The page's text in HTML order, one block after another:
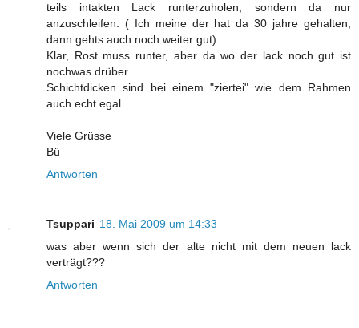
teils intakten Lack runterzuholen, sondern da nur
anzuschleifen. ( Ich meine der hat da 30 jahre gehalten,
dann gehts auch noch weiter gut).
Klar, Rost muss runter, aber da wo der lack noch gut ist
nochwas drüber...
Schichtdicken sind bei einem "ziertei" wie dem Rahmen
auch echt egal.
Viele Grüsse
Bü
Antworten
Tsuppari 18. Mai 2009 um 14:33
was aber wenn sich der alte nicht mit dem neuen lack
verträgt???
Antworten